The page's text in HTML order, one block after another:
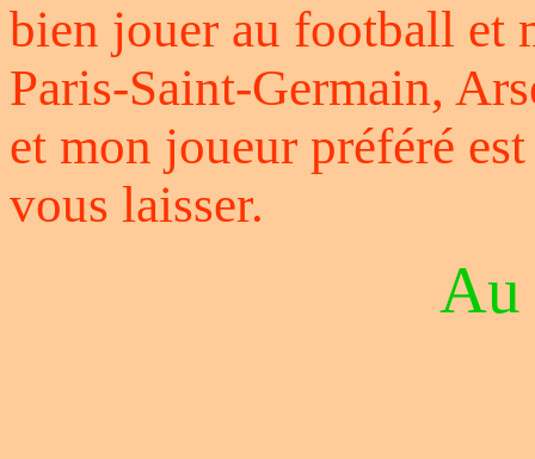
bien jouer au football et
Paris-Saint-Germain,
et mon joueur préféré
vous laisser.
Au